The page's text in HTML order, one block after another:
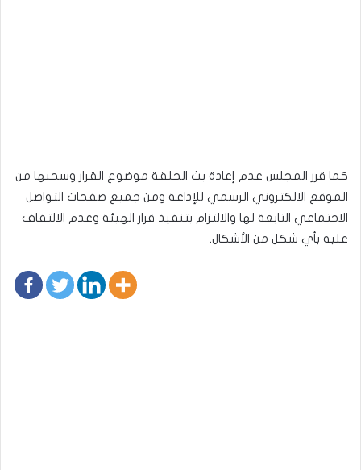
كما قرر المجلس عدم إعادة بث الحلقة موضوع القرار وسحبها من
الموقع الالكتروني الرسمي للإذاعة ومن جميع صفحات التواصل
الاجتماعي التابعة لها والالتزام بتنفيذ قرار الهيئة وعدم الالتفاف
عليه بأي شكل من الأشكال.